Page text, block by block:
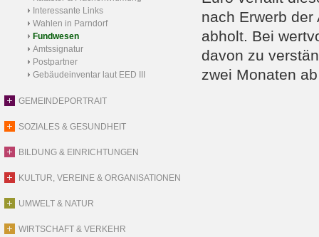
Interessante Links
Wahlen in Parndorf
Fundwesen
Amtssignatur
Postpartner
Gebäudeinventar laut EED III
GEMEINDEPORTRAIT
SOZIALES & GESUNDHEIT
BILDUNG & EINRICHTUNGEN
KULTUR, VEREINE & ORGANISATIONEN
UMWELT & NATUR
WIRTSCHAFT & VERKEHR
nach Erwerb
abholt. Bei
davon zu
zwei Monaten